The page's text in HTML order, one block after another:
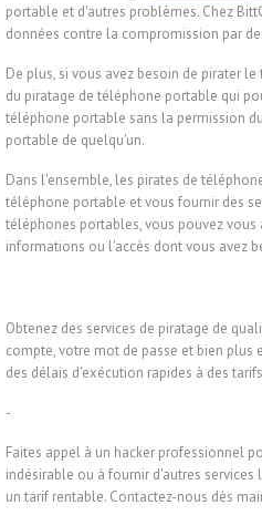
portable et d'autres problèmes. Chez
données contre la compromission par
De plus, si vous avez besoin de pirater
du piratage de téléphone portable qui
téléphone portable sans la permission
portable de quelqu'un.
Dans l'ensemble, les pirates de
téléphone portable et vous fournir des
téléphones portables, vous pouvez
informations ou l'accès dont vous avez
Obtenez des services de piratage de
compte, votre mot de passe et bien plus
des délais d'exécution rapides à des
-
Faites appel à un hacker professionnel
indésirable ou à fournir d'autres
un tarif rentable. Contactez-nous dès